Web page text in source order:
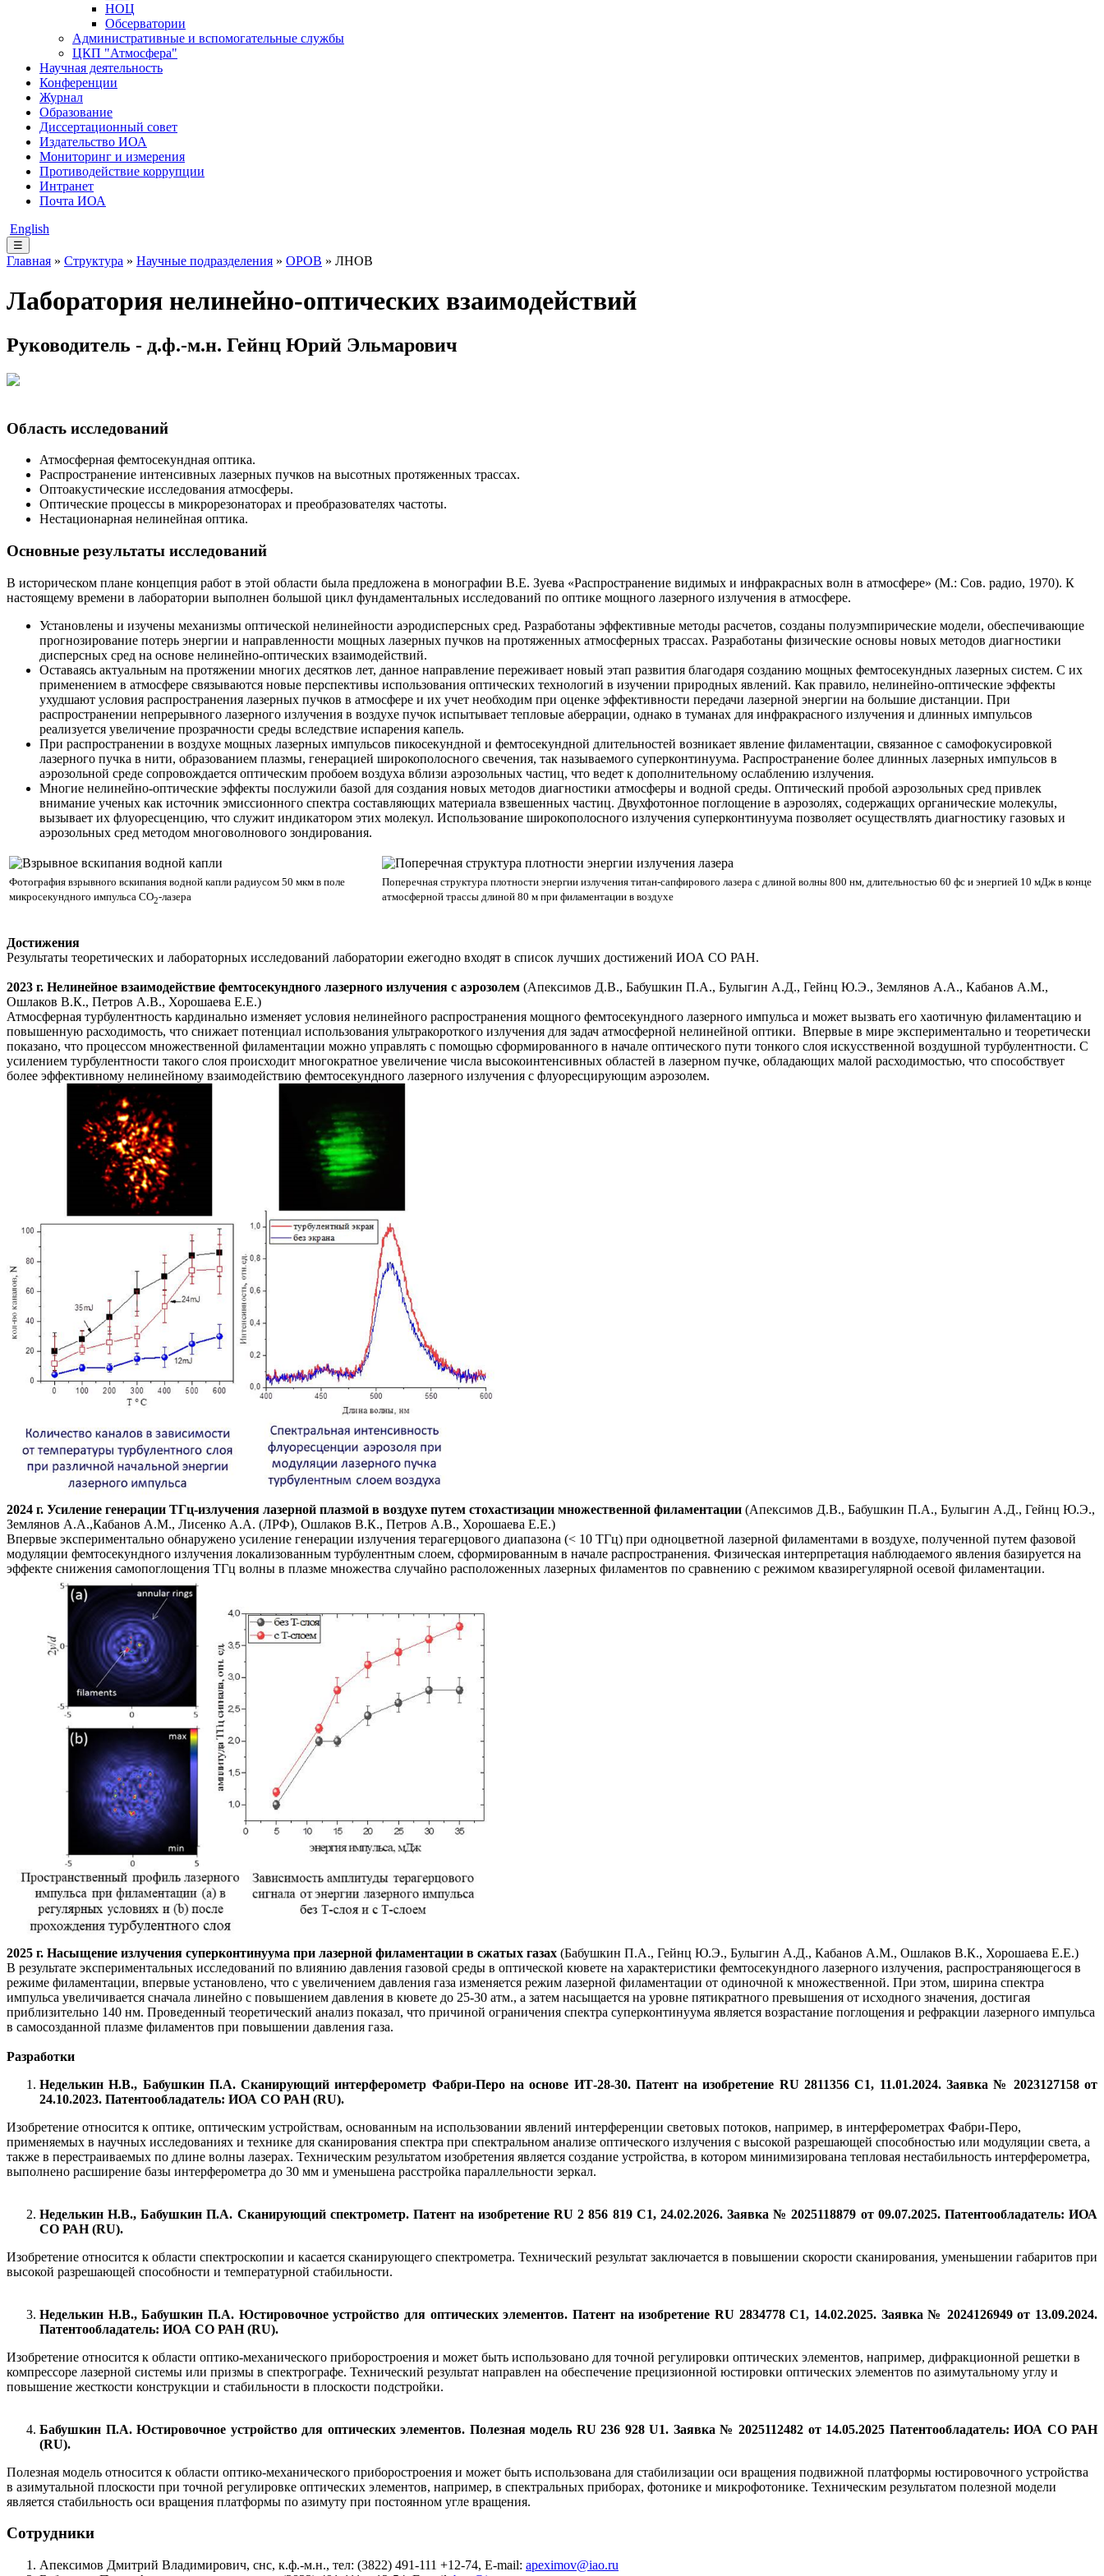
НОЦ
Обсерватории
Административные и вспомогательные службы
ЦКП "Атмосфера"
Научная деятельность
Конференции
Журнал
Образование
Диссертационный совет
Издательство ИОА
Мониторинг и измерения
Противодействие коррупции
Интранет
Почта ИОА
English
☰
Главная » Структура » Научные подразделения » ОРОВ » ЛНОВ
Лаборатория нелинейно-оптических взаимодействий
Руководитель - д.ф.-м.н. Гейнц Юрий Эльмарович
Область исследований
Атмосферная фемтосекундная оптика.
Распространение интенсивных лазерных пучков на высотных протяженных трассах.
Оптоакустические исследования атмосферы.
Оптические процессы в микрорезонаторах и преобразователях частоты.
Нестационарная нелинейная оптика.
Основные результаты исследований
В историческом плане концепция работ в этой области была предложена в монографии В.Е. Зуева «Распространение видимых и инфракрасных волн в атмосфере» (М.: Сов. радио, 1970). К
настоящему времени в лаборатории выполнен большой цикл фундаментальных исследований по оптике мощного лазерного излучения в атмосфере.
Установлены и изучены механизмы оптической нелинейности аэродисперсных сред. Разработаны эффективные методы расчетов, созданы полуэмпирические модели, обеспечивающие
прогнозирование потерь энергии и направленности мощных лазерных пучков на протяженных атмосферных трассах. Разработаны физические основы новых методов диагностики
дисперсных сред на основе нелинейно-оптических взаимодействий.
Оставаясь актуальным на протяжении многих десятков лет, данное направление переживает новый этап развития благодаря созданию мощных фемтосекундных лазерных систем. С их
применением в атмосфере связываются новые перспективы использования оптических технологий в изучении природных явлений. Как правило, нелинейно-оптические эффекты
ухудшают условия распространения лазерных пучков в атмосфере и их учет необходим при оценке эффективности передачи лазерной энергии на большие дистанции. При
распространении непрерывного лазерного излучения в воздухе пучок испытывает тепловые аберрации, однако в туманах для инфракрасного излучения и длинных импульсов
реализуется увеличение прозрачности среды вследствие испарения капель.
При распространении в воздухе мощных лазерных импульсов пикосекундной и фемтосекундной длительностей возникает явление филаментации, связанное с самофокусировкой
лазерного пучка в нити, образованием плазмы, генерацией широкополосного свечения, так называемого суперконтинуума. Распространение более длинных лазерных импульсов в
аэрозольной среде сопровождается оптическим пробоем воздуха вблизи аэрозольных частиц, что ведет к дополнительному ослаблению излучения.
Многие нелинейно-оптические эффекты послужили базой для создания новых методов диагностики атмосферы и водной среды. Оптический пробой аэрозольных сред привлек
внимание ученых как источник эмиссионного спектра составляющих материала взвешенных частиц. Двухфотонное поглощение в аэрозолях, содержащих органические молекулы,
вызывает их флуоресценцию, что служит индикатором этих молекул. Использование широкополосного излучения суперконтинуума позволяет осуществлять диагностику газовых и
аэрозольных сред методом многоволнового зондирования.
Фотография взрывного вскипания водной капли радиусом 50 мкм в поле
микросекундного импульса СО2-лазера
Поперечная структура плотности энергии излучения титан-сапфирового лазера с длиной волны 800 нм, длительностью 60 фс и энергией 10 мДж в конце
атмосферной трассы длиной 80 м при филаментации в воздухе
Достижения
Результаты теоретических и лабораторных исследований лаборатории ежегодно входят в список лучших достижений ИОА СО РАН.
2023 г. Нелинейное взаимодействие фемтосекундного лазерного излучения с аэрозолем (Апексимов Д.В., Бабушкин П.А., Булыгин А.Д., Гейнц Ю.Э., Землянов А.А., Кабанов А.М.,
Ошлаков В.К., Петров А.В., Хорошаева Е.Е.)
Атмосферная турбулентность кардинально изменяет условия нелинейного распространения мощного фемтосекундного лазерного импульса и может вызвать его хаотичную филаментацию и
повышенную расходимость, что снижает потенциал использования ультракороткого излучения для задач атмосферной нелинейной оптики. Впервые в мире экспериментально и теоретически
показано, что процессом множественной филаментации можно управлять с помощью сформированного в начале оптического пути тонкого слоя искусственной воздушной турбулентности. С
усилением турбулентности такого слоя происходит многократное увеличение числа высокоинтенсивных областей в лазерном пучке, обладающих малой расходимостью, что способствует
более эффективному нелинейному взаимодействию фемтосекундного лазерного излучения с флуоресцирующим аэрозолем.
2024 г. Усиление генерации ТГц-излучения лазерной плазмой в воздухе путем стохастизации множественной филаментации (Апексимов Д.В., Бабушкин П.А., Булыгин А.Д., Гейнц Ю.Э.,
Землянов А.А.,Кабанов А.М., Лисенко А.А. (ЛРФ), Ошлаков В.К., Петров А.В., Хорошаева Е.Е.)
Впервые экспериментально обнаружено усиление генерации излучения терагерцового диапазона (< 10 ТГц) при одноцветной лазерной филаментами в воздухе, полученной путем фазовой
модуляции фемтосекундного излучения локализованным турбулентным слоем, сформированным в начале распространения. Физическая интерпретация наблюдаемого явления базируется на
эффекте снижения самопоглощения ТГц волны в плазме множества случайно расположенных лазерных филаментов по сравнению с режимом квазирегулярной осевой филаментации.
2025 г. Насыщение излучения суперконтинуума при лазерной филаментации в сжатых газах (Бабушкин П.А., Гейнц Ю.Э., Булыгин А.Д., Кабанов А.М., Ошлаков В.К., Хорошаева Е.Е.)
В результате экспериментальных исследований по влиянию давления газовой среды в оптической кювете на характеристики фемтосекундного лазерного излучения, распространяющегося в
режиме филаментации, впервые установлено, что с увеличением давления газа изменяется режим лазерной филаментации от одиночной к множественной. При этом, ширина спектра
импульса увеличивается сначала линейно с повышением давления в кювете до 25-30 атм., а затем насыщается на уровне пятикратного превышения от исходного значения, достигая
приблизительно 140 нм. Проведенный теоретический анализ показал, что причиной ограничения спектра суперконтинуума является возрастание поглощения и рефракции лазерного импульса
в самосозданной плазме филаментов при повышении давления газа.
Разработки
Неделькин Н.В., Бабушкин П.А. Сканирующий интерферометр Фабри-Перо на основе ИТ-28-30. Патент на изобретение RU 2811356 C1, 11.01.2024. Заявка № 2023127158 от
24.10.2023. Патентообладатель: ИОА СО РАН (RU).
Изобретение относится к оптике, оптическим устройствам, основанным на использовании явлений интерференции световых потоков, например, в интерферометрах Фабри-Перо,
применяемых в научных исследованиях и технике для сканирования спектра при спектральном анализе оптического излучения с высокой разрешающей способностью или модуляции света, а
также в перестраиваемых по длине волны лазерах. Техническим результатом изобретения является создание устройства, в котором минимизирована тепловая нестабильность интерферометра,
выполнено расширение базы интерферометра до 30 мм и уменьшена расстройка параллельности зеркал.
Неделькин Н.В., Бабушкин П.А. Сканирующий спектрометр. Патент на изобретение RU 2 856 819 C1, 24.02.2026. Заявка № 2025118879 от 09.07.2025. Патентообладатель: ИОА
СО РАН (RU).
Изобретение относится к области спектроскопии и касается сканирующего спектрометра. Технический результат заключается в повышении скорости сканирования, уменьшении габаритов при
высокой разрешающей способности и температурной стабильности.
Неделькин Н.В., Бабушкин П.А. Юстировочное устройство для оптических элементов. Патент на изобретение RU 2834778 C1, 14.02.2025. Заявка № 2024126949 от 13.09.2024.
Патентообладатель: ИОА СО РАН (RU).
Изобретение относится к области оптико-механического приборостроения и может быть использовано для точной регулировки оптических элементов, например, дифракционной решетки в
компрессоре лазерной системы или призмы в спектрографе. Технический результат направлен на обеспечение прецизионной юстировки оптических элементов по азимутальному углу и
повышение жесткости конструкции и стабильности в плоскости подстройки.
Бабушкин П.А. Юстировочное устройство для оптических элементов. Полезная модель RU 236 928 U1. Заявка № 2025112482 от 14.05.2025 Патентообладатель: ИОА СО РАН
(RU).
Полезная модель относится к области оптико-механического приборостроения и может быть использована для стабилизации оси вращения подвижной платформы юстировочного устройства
в азимутальной плоскости при точной регулировке оптических элементов, например, в спектральных приборах, фотонике и микрофотонике. Техническим результатом полезной модели
является стабильность оси вращения платформы по азимуту при постоянном угле вращения.
Сотрудники
Апексимов Дмитрий Владимирович, снс, к.ф.-м.н., тел: (3822) 491-111 +12-74, E-mail: apeximov@iao.ru